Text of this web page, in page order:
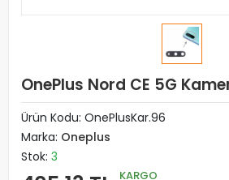
OnePlus Nord CE 5G
Ürün Kodu: OnePlusKar.96
Marka: Oneplus
Stok: 3
KARGO